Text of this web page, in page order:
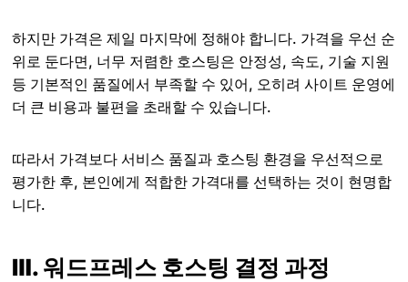
하지만 가격은 제일 마지막에 정해야 합니다. 가격을 우선 순
위로 둔다면, 너무 저렴한 호스팅은 안정성, 속도, 기술 지원
등 기본적인 품질에서 부족할 수 있어, 오히려 사이트 운영에
더 큰 비용과 불편을 초래할 수 있습니다.
따라서 가격보다 서비스 품질과 호스팅 환경을 우선적으로
평가한 후, 본인에게 적합한 가격대를 선택하는 것이 현명합
니다.
Ⅲ. 워드프레스 호스팅 결정 과정